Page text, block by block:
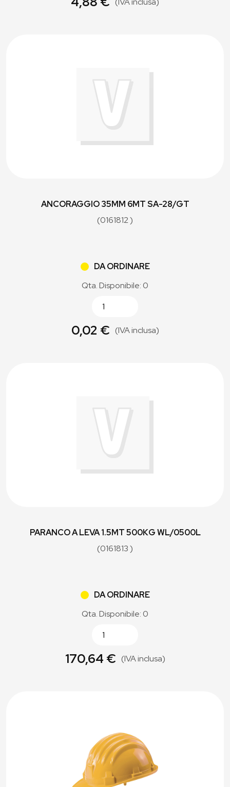
ANCORAGGIO 35MM 6MT SA-28/GT
(0161812 )
DA ORDINARE
Qta. Disponibile: 0
0,02 € (IVA inclusa)
PARANCO A LEVA 1.5MT 500KG WL/0500L
(0161813 )
DA ORDINARE
Qta. Disponibile: 0
170,64 € (IVA inclusa)